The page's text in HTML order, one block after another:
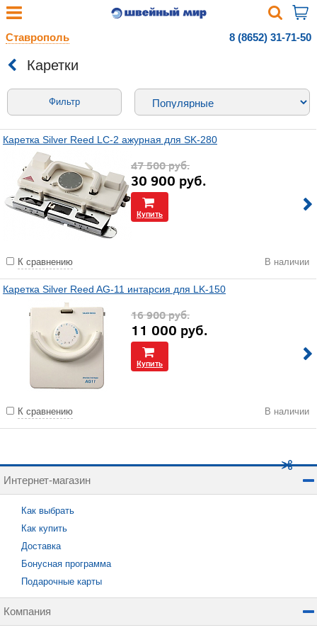
Ставрополь 8 (8652) 31-71-50
Каретки
Фильтр
Каретка Silver Reed LC-2 ажурная для SK-280
47 500руб.
30 900 руб.
Купить
К сравнению В наличии
Каретка Silver Reed AG-11 интарсия для LK-150
16 900руб.
11 000 руб.
Купить
К сравнению В наличии
Интернет-магазин
Как выбрать
Как купить
Доставка
Бонусная программа
Подарочные карты
Компания